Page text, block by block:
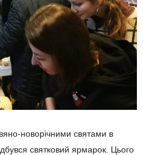
новорічними святами в
святковий ярмарок. Цього